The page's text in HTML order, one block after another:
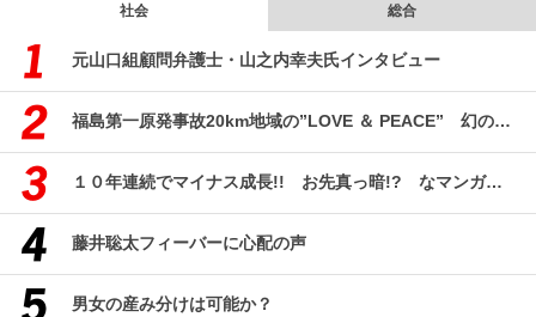
社会 総合
元山口組顧問弁護士・山之内幸夫氏インタビュー
福島第一原発事故20km地域の”LOVE ＆ PEACE” 幻のコミューン「獏原人村」の現在
１０年連続でマイナス成長!! お先真っ暗!? なマンガ産業研究
藤井聡太フィーバーに心配の声
男女の産み分けは可能か？